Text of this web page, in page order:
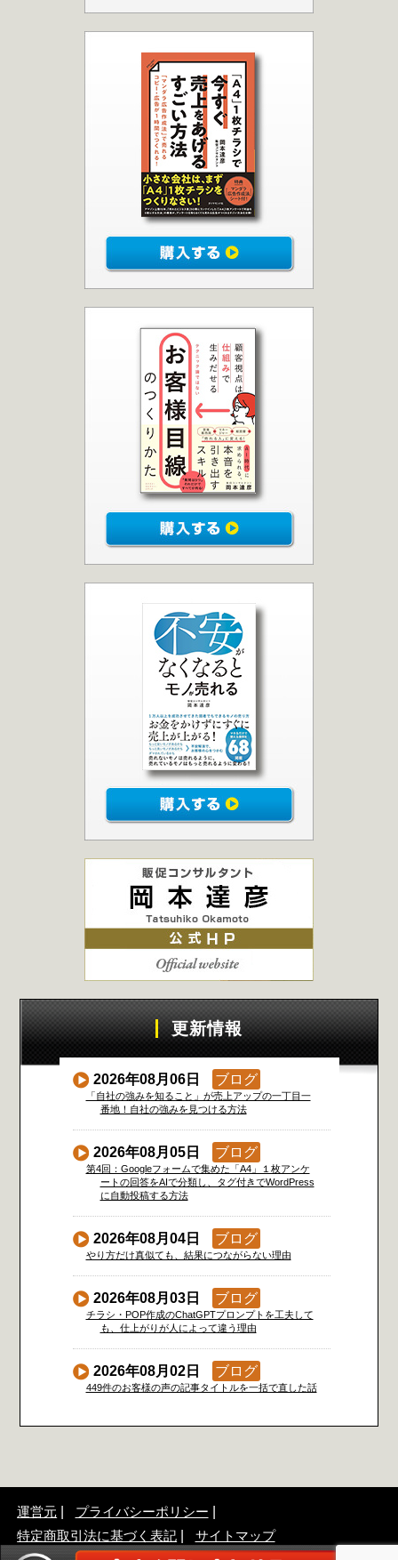
更新情報
2026年08月06日 ブログ
「自社の強みを知ること」が売上アップの一丁目一
番地！自社の強みを見つける方法
2026年08月05日 ブログ
第4回：Googleフォームで集めた「A4」１枚アンケ
ートの回答をAIで分類し、タグ付きでWordPress
に自動投稿する方法
2026年08月04日 ブログ
やり方だけ真似ても、結果につながらない理由
2026年08月03日 ブログ
チラシ・POP作成のChatGPTプロンプトを工夫して
も、仕上がりが人によって違う理由
2026年08月02日 ブログ
449件のお客様の声の記事タイトルを一括で直した話
運営元
プライバシーポリシー
特定商取引法に基づく表記
サイトマップ